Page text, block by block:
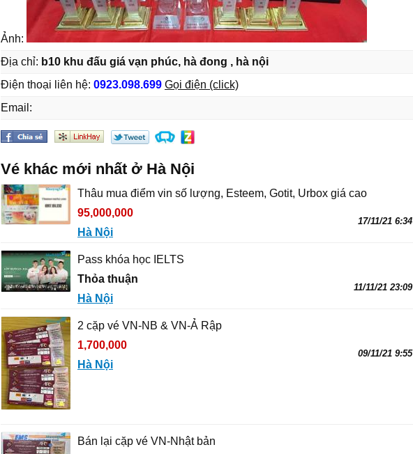
Ảnh:
Địa chỉ: b10 khu đấu giá vạn phúc, hà đong , hà nội
Điện thoại liên hệ: 0923.098.699 Gọi điện (click)
Email:
Vé khác mới nhất ở Hà Nội
Thâu mua điểm vin số lượng, Esteem, Gotit, Urbox giá cao
95,000,000
Hà Nội
17/11/21 6:34
Pass khóa học IELTS
Thỏa thuận
Hà Nội
11/11/21 23:09
2 cặp vé VN-NB & VN-Ả Rập
1,700,000
Hà Nội
09/11/21 9:55
Bán lại cặp vé VN-Nhật bản